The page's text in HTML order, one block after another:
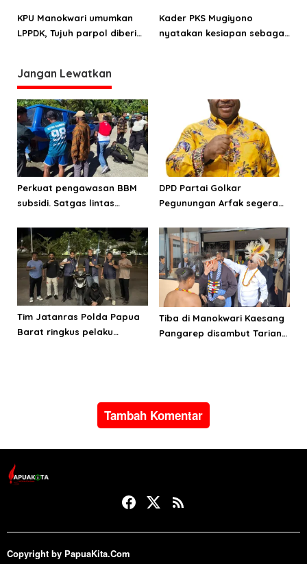
KPU Manokwari umumkan
LPPDK, Tujuh parpol diberi
Kader PKS Mugiyono
nyatakan kesiapan sebagai
Jangan Lewatkan
Perkuat pengawasan BBM
subsidi. Satgas lintas
penyalahgunaan di
Manokwari
DPD Partai Golkar
Pegunungan Arfak segera
Tim Jatanras Polda Papua
Barat ringkus pelaku
Tiba di Manokwari Kaesang
Pangarep disambut Tarian
Tambah Komentar
Copyright by PapuaKita.Com